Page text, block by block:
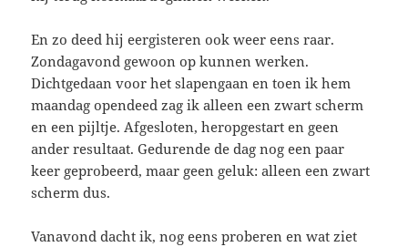
En zo deed hij eergisteren ook weer eens raar.
Zondagavond gewoon op kunnen werken.
Dichtgedaan voor het slapengaan en toen ik hem
maandag opendeed zag ik alleen een zwart scherm
en een pijltje. Afgesloten, heropgestart en geen
ander resultaat. Gedurende de dag nog een paar
keer geprobeerd, maar geen geluk: alleen een zwart
scherm dus.
Vanavond dacht ik, nog eens proberen en wat ziet